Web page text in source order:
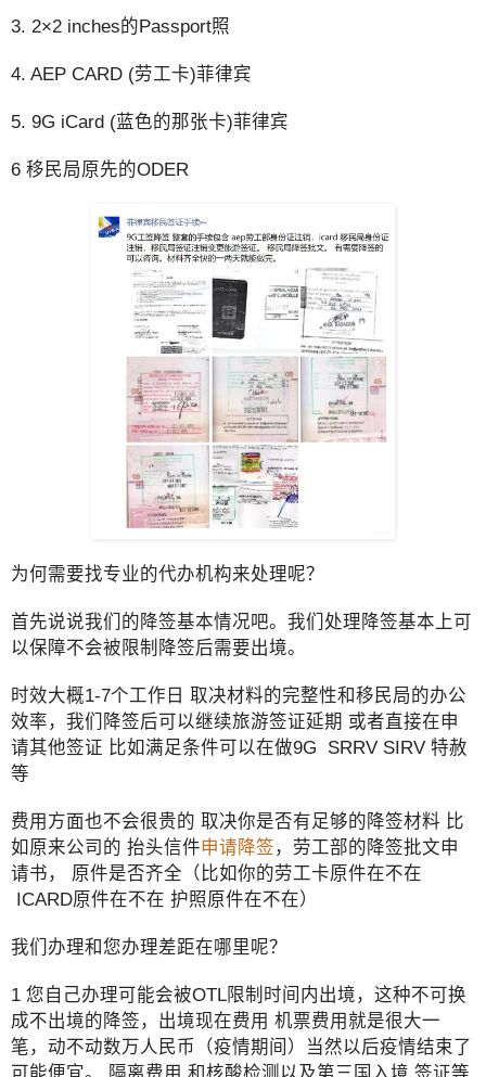
3. 2×2 inches的Passport照
4. AEP CARD (劳工卡)菲律宾
5. 9G iCard (蓝色的那张卡)菲律宾
6 移民局原先的ODER
为何需要找专业的代办机构来处理呢？
首先说说我们的降签基本情况吧。我们处理降签基本上可
以保障不会被限制降签后需要出境。
时效大概1-7个工作日 取决材料的完整性和移民局的办公
效率，我们降签后可以继续旅游签证延期 或者直接在申
请其他签证 比如满足条件可以在做9G SRRV SIRV 特赦
等
费用方面也不会很贵的 取决你是否有足够的降签材料 比
如原来公司的 抬头信件申请降签 ，劳工部的降签批文申
请书， 原件是否齐全（比如你的劳工卡原件在不在
ICARD原件在不在 护照原件在不在）
我们办理和您办理差距在哪里呢？
1 您自己办理可能会被OTL限制时间内出境，这种不可换
成不出境的降签，出境现在费用 机票费用就是很大一
笔，动不动数万人民币（疫情期间）当然以后疫情结束了
可能便宜。 隔离费用 和核酸检测以及第三国入境 签证等